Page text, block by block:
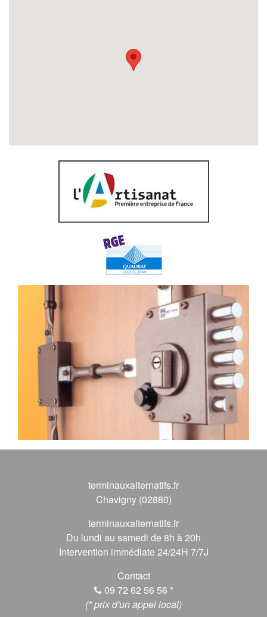
terminauxalternatifs.fr
Chavigny (02880)
terminauxalternatifs.fr
Du lundi au samedi de 8h à 20h
Intervention immédiate 24/24H 7/7J
Contact
09 72 62 56 56 *
(* prix d'un appel local)